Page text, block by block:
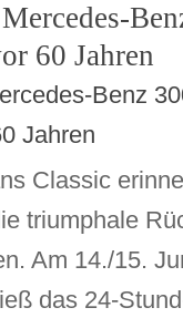
60 Jahren
Classic
triumphale
Am 14./15.
das 24-